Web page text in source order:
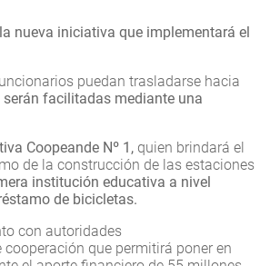
nueva iniciativa que implementará el
puedan trasladarse hacia
serán facilitadas mediante una
Coopeande Nº 1, quien brindará el
de la construcción de las estaciones
institución educativa a nivel
de bicicletas.
con autoridades
que permitirá poner en